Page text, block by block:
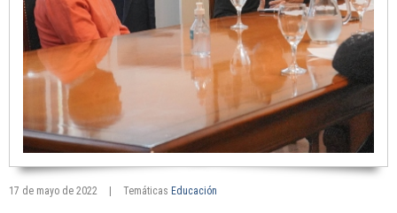
17 de mayo de 2022 Temáticas Educación